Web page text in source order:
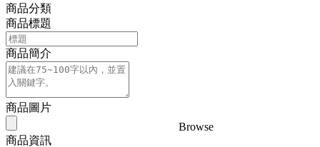
商品分類
商品標題
商品簡介
商品圖片
Browse
商品資訊